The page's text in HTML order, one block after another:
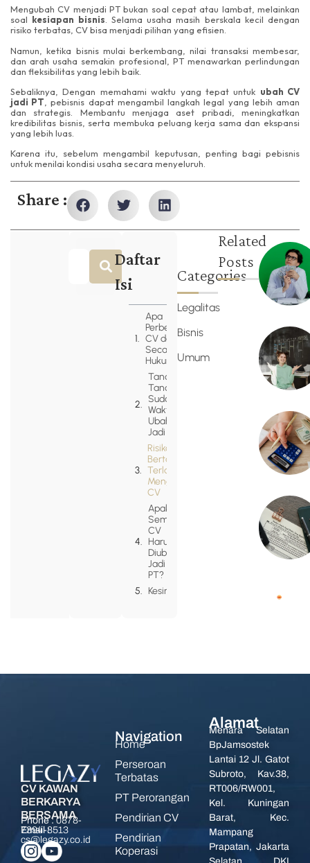
Mengubah CV menjadi PT bukan soal cepat atau lambat, melainkan
soal kesiapan bisnis. Selama usaha masih berskala kecil dengan
risiko terbatas, CV bisa menjadi pilihan yang efisien.
Namun, ketika bisnis mulai berkembang, nilai transaksi membesar,
dan arah usaha semakin profesional, PT menawarkan perlindungan
dan fleksibilitas yang lebih baik.
Sebaliknya, Dengan memahami waktu yang tepat untuk ubah CV
jadi PT , pebisnis dapat mengambil langkah legal yang lebih aman
dan strategis. Membantu menjaga aset pribadi, meningkatkan
kredibilitas bisnis, serta membuka peluang kerja sama dan ekspansi
yang lebih luas.
Karena itu, sebelum mengambil keputusan, penting bagi pebisnis
untuk menilai kondisi usaha secara menyeluruh.
Share :
Daftar
Isi
Apa
Perbedaan
CV dan PT
Secara
Hukum?
Tanda-
Tanda
Sudah
Waktunya
Ubah CV
Jadi PT
Risiko
Bertahan
Terlalu Lama
Menggunakan
CV
Apakah
Semua
CV
Harus
Diubah
Jadi
PT?
Kesimpulan
Categories
Legalitas
Bisnis
Umum
Related
Posts
CV KAWAN
BERKARYA
BERSAMA
Phone :0878-
7394-8513
Email :
cs@legazy.co.id
Navigation
Home
Perseroan
Terbatas
PT Perorangan
Pendirian CV
Pendirian
Koperasi
Alamat
Menara Selatan
BpJamsostek
Lantai 12 Jl. Gatot
Subroto, Kav.38,
RT006/RW001,
Kel. Kuningan
Barat, Kec.
Mampang
Prapatan, Jakarta